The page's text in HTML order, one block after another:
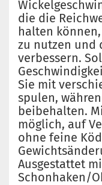
die die
halten
zu nutzen und
verbessern.
Sie mit
spulen,
beibehalten.
möglich, auf
ohne feine
Ausgestattet
Schonhaken/